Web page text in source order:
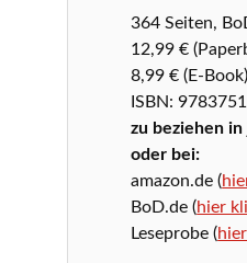
364 Seiten,
12,99 €
8,99 € (E-Book)
ISBN:
zu beziehen
oder bei:
amazon.de (
BoD.de (hier
Leseprobe (